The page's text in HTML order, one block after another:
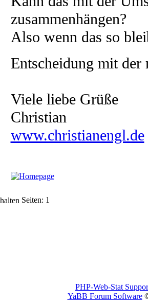
zusammenhängen?
Also wenn das so
Entscheidung mit
Viele liebe Grüße
Christian
www.christianengl.de
Seiten: 1
PHP-Web-Stat
YaBB Forum Software©